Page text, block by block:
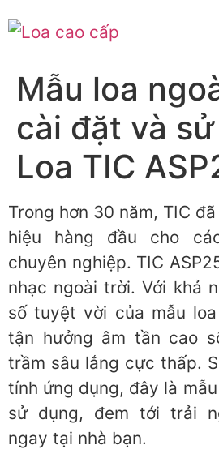
Mẫu loa
cài đặt và
Loa TIC
Trong hơn 30 năm, TIC
hiệu hàng đầu cho
chuyên nghiệp. TIC
nhạc ngoài trời. Với khả
số tuyệt vời của mẫu
tận hưởng âm tần cao
trầm sâu lắng cực thấp.
tính ứng dụng, đây là
sử dụng, đem tới trải
ngay tại nhà bạn.